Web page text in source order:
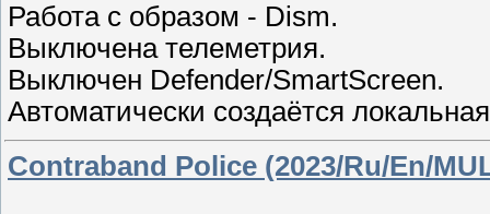
Работа с образом - Dism.
Выключена телеметрия.
Выключен Defender/SmartScreen.
Автоматически создаётся
Contraband Police (2023/Ru/En/